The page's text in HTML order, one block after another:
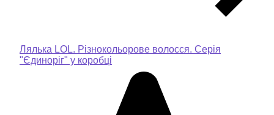
Лялька LOL. Різнокольорове волосся. Серія
"Єдиноріг" у коробці